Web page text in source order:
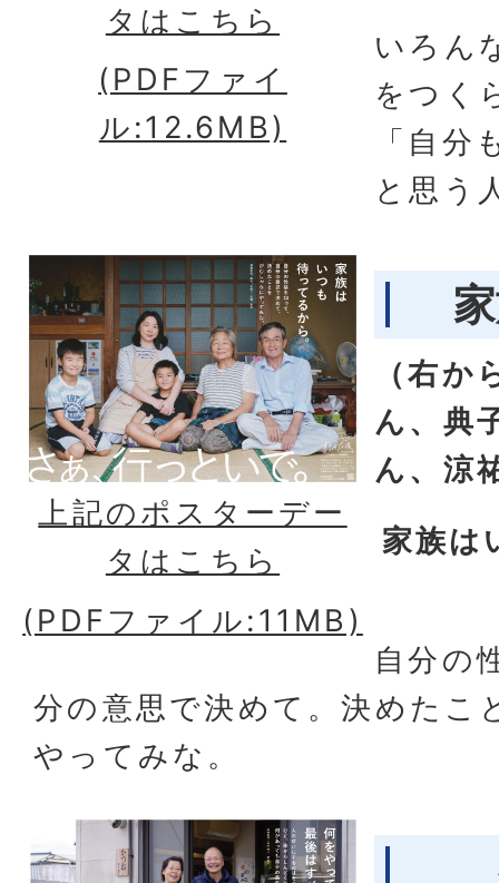
タはこちら
(PDFファイ
ル:12.6MB)
いろん
をつく
「自
と思う
上記のポスターデー
タはこちら
(PDFファイル:11MB)
（右か
ん、典
ん、涼
家族は
自分の
分の意思で決めて。決めたこ
やってみな。